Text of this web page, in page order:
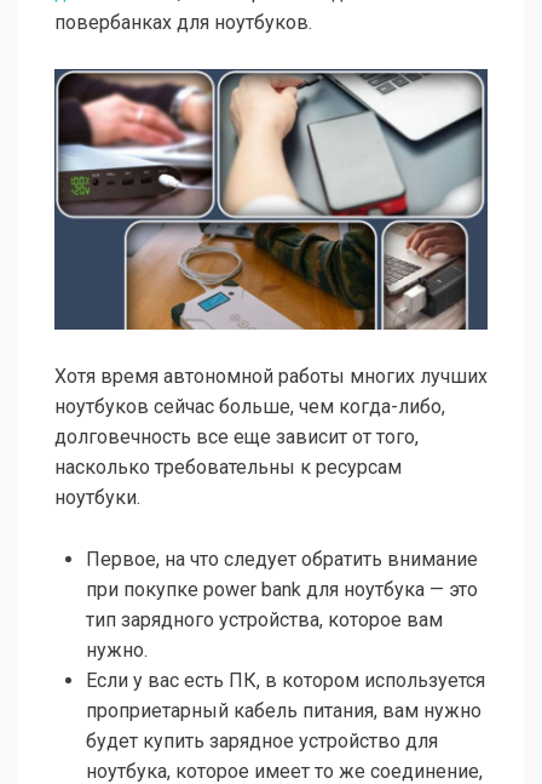
повербанках для ноутбуков.
Хотя время автономной работы многих лучших
ноутбуков сейчас больше, чем когда-либо,
долговечность все еще зависит от того,
насколько требовательны к ресурсам
ноутбуки.
Первое, на что следует обратить внимание
при покупке power bank для ноутбука — это
тип зарядного устройства, которое вам
нужно.
Если у вас есть ПК, в котором используется
проприетарный кабель питания, вам нужно
будет купить зарядное устройство для
ноутбука, которое имеет то же соединение,